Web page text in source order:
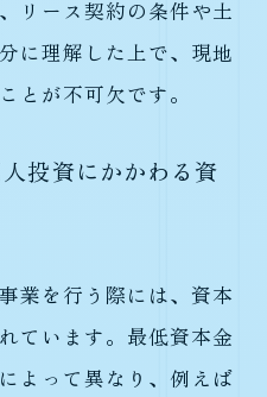
リース契約の条件や土
に理解した上で、現地
とが不可欠です。
投資にかかわる資
業を行う際には、資本
ています。最低資本金
よって異なり、例えば